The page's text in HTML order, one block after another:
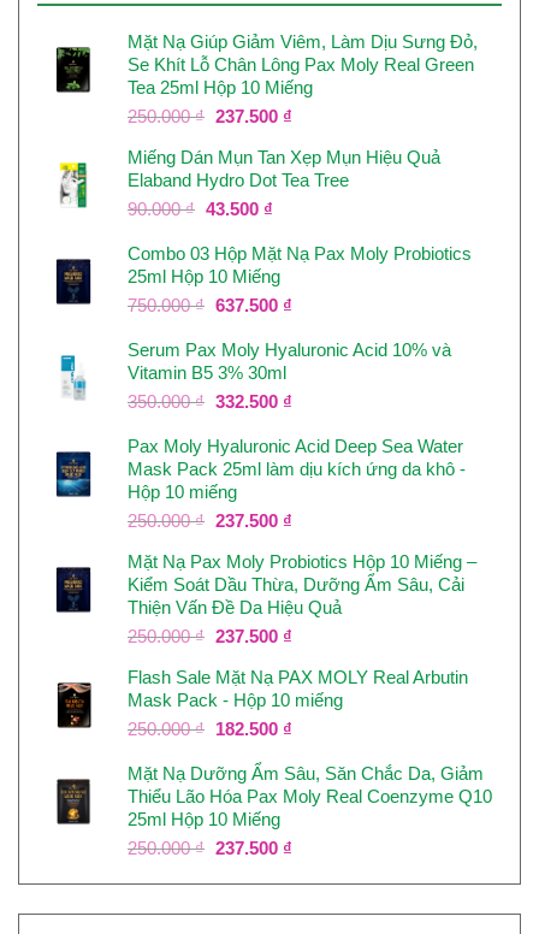
Mặt Nạ Giúp Giảm Viêm, Làm Dịu Sưng Đỏ,
Se Khít Lỗ Chân Lông Pax Moly Real Green
Tea 25ml Hộp 10 Miếng
250.000₫ Giá
là:
250.000 ₫.
237.500 ₫Giá
tại
là:
Miếng Dán Mụn Tan Xẹp Mụn Hiệu Quả
Elaband Hydro Dot Tea Tree
90.000₫ Giá
là:
90.000 ₫.
43.500 ₫Giá
tại
là:
43.500 ₫.
Combo 03 Hộp Mặt Nạ Pax Moly Probiotics
25ml Hộp 10 Miếng
750.000₫ Giá
là:
750.000 ₫.
637.500 ₫Giá
tại
637.500 ₫.
Serum Pax Moly Hyaluronic Acid 10% và
Vitamin B5 3% 30ml
350.000₫ Giá
là:
350.000 ₫.
332.500 ₫Giá
tại
là:
Pax Moly Hyaluronic Acid Deep Sea Water
Mask Pack 25ml làm dịu kích ứng da khô -
Hộp 10 miếng
250.000₫ Giá
là:
250.000 ₫.
237.500 ₫Giá
tại
là:
237.500 ₫.
Mặt Nạ Pax Moly Probiotics Hộp 10 Miếng –
Kiểm Soát Dầu Thừa, Dưỡng Ẩm Sâu, Cải
Thiện Vấn Đề Da Hiệu Quả
250.000₫ Giá
là:
250.000 ₫.
237.500 ₫Giá
tại
là:
237.500 ₫.
Flash Sale Mặt Nạ PAX MOLY Real Arbutin
Mask Pack - Hộp 10 miếng
250.000₫ Giá
là:
250.000 ₫.
182.500 ₫Giá
tại
là:
Mặt Nạ Dưỡng Ẩm Sâu, Săn Chắc Da, Giảm
Thiểu Lão Hóa Pax Moly Real Coenzyme Q10
25ml Hộp 10 Miếng
250.000₫ Giá
250.000 ₫.
237.500 ₫Giá
là: